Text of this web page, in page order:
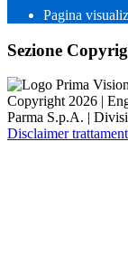
Pagina
Sezione
Copyright 2026 |
Parma S.p.A. |
Disclaimer